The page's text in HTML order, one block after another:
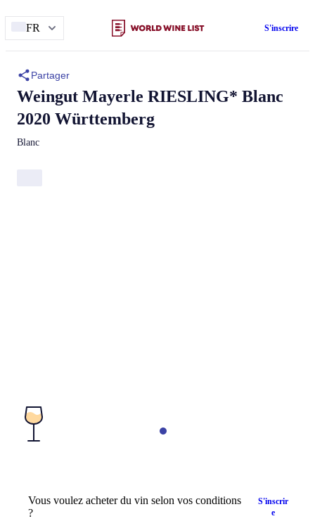
FR S'inscrire
Vous voulez acheter du vin selon vos conditions
?
S'inscrir
e
Partager
Weingut Mayerle RIESLING* Blanc
2020 Württemberg
Blanc